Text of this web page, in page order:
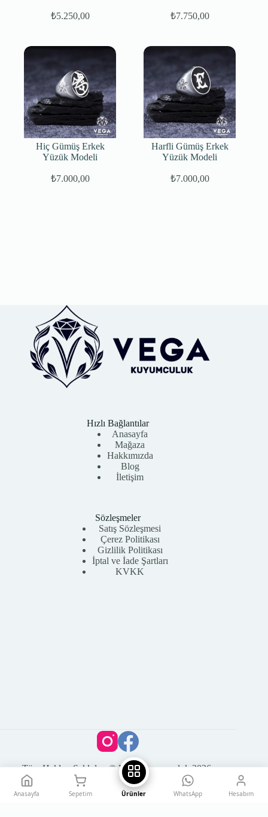
₺5.250,00 ₺7.750,00
Hiç Gümüş Erkek
Yüzük Modeli
₺7.000,00
Harfli Gümüş Erkek
Yüzük Modeli
₺7.000,00
Hızlı Bağlantılar
Anasayfa
Mağaza
Hakkımızda
Blog
İletişim
Sözleşmeler
Satış Sözleşmesi
Çerez Politikası
Gizlilik Politikası
İptal ve İade Şartları
KVKK
Tüm Hakları Saklıdır. © Vega Kuyumculuk 2026
Anasayfa Sepetim Ürünler WhatsApp Hesabım